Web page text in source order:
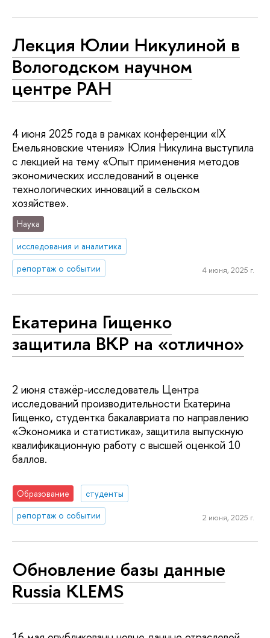
Лекция Юлии Никулиной в
Вологодском научном
центре РАН
4 июня 2025 года в рамках конференции «IX
Емельяновские чтения» Юлия Никулина выступила
с лекцией на тему «Опыт применения методов
экономических исследований в оценке
технологических инноваций в сельском
хозяйстве».
Наука
исследования и аналитика
репортаж о событии
4 июня, 2025 г.
Екатерина Гищенко
защитила ВКР на «отлично»
2 июня стажёр-исследователь Центра
исследований производительности Екатерина
Гищенко, студентка бакалавриата по направлению
«Экономика и статистика», защитила выпускную
квалификационную работу с высшей оценкой 10
баллов.
Образование
студенты
репортаж о событии
2 июня, 2025 г.
Обновление базы данные
Russia KLEMS